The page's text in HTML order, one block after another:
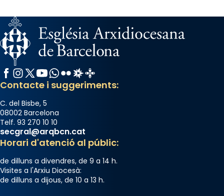
Facebook
Instagram
X / Twitter
YouTube
WhatsApp
FlickrRadio Estel
Catalunya Cristiana
Contacte i suggeriments:
C. del Bisbe, 5
08002 Barcelona
Telf. 93 270 10 10
secgral@arqbcn.cat
Horari d'atenció al públic:
de dilluns a divendres, de 9 a 14 h.
Visites a l'Arxiu Diocesà:
de dilluns a dijous, de 10 a 13 h.